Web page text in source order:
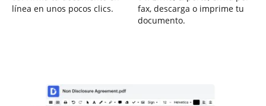
línea en unos pocos clics.
fax, descarga o imprime tu
documento.